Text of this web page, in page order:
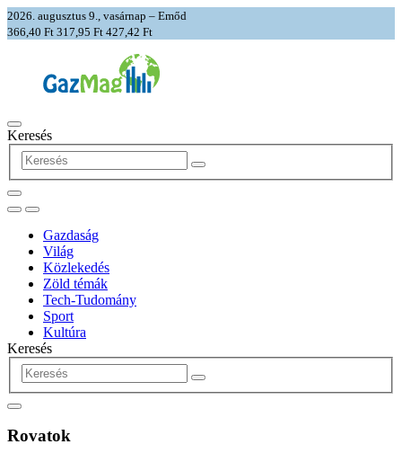
2026. augusztus 9., vasárnap – Emőd
366,40 Ft 317,95 Ft 427,42 Ft
Keresés
Gazdaság
Világ
Közlekedés
Zöld témák
Tech-Tudomány
Sport
Kultúra
Keresés
Rovatok